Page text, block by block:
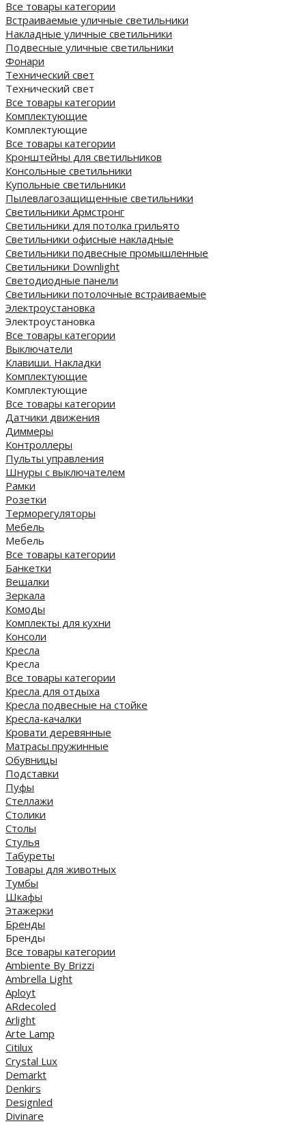
Все товары категории
Встраиваемые уличные светильники
Накладные уличные светильники
Подвесные уличные светильники
Фонари
Технический свет
Технический свет
Все товары категории
Комплектующие
Комплектующие
Все товары категории
Кронштейны для светильников
Консольные светильники
Купольные светильники
Пылевлагозащищенные светильники
Светильники Армстронг
Светильники для потолка грильято
Светильники офисные накладные
Светильники подвесные промышленные
Светильники Downlight
Светодиодные панели
Cветильники потолочные встраиваемые
Электроустановка
Электроустановка
Все товары категории
Выключатели
Клавиши. Накладки
Комплектующие
Комплектующие
Все товары категории
Датчики движения
Диммеры
Контроллеры
Пульты управления
Шнуры с выключателем
Рамки
Розетки
Терморегуляторы
Мебель
Мебель
Все товары категории
Банкетки
Вешалки
Зеркала
Комоды
Комплекты для кухни
Консоли
Кресла
Кресла
Все товары категории
Кресла для отдыха
Кресла подвесные на стойке
Кресла-качалки
Кровати деревянные
Матрасы пружинные
Обувницы
Подставки
Пуфы
Стеллажи
Столики
Столы
Стулья
Табуреты
Товары для животных
Тумбы
Шкафы
Этажерки
Бренды
Бренды
Все товары категории
Ambiente By Brizzi
Ambrella Light
Aployt
ARdecoled
Arlight
Arte Lamp
Citilux
Crystal Lux
Demarkt
Denkirs
Designled
Divinare